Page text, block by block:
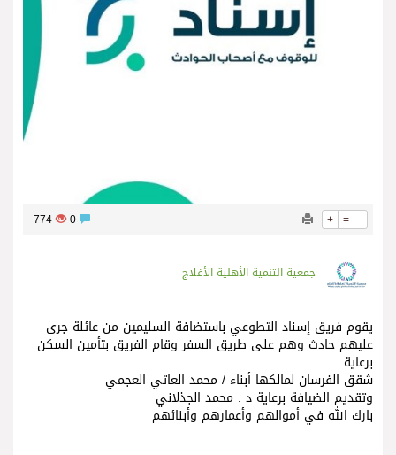
+ = -
774
جمعية التنمية الأهلية الأفلاج
يقوم فريق إسناد التطوعي باستضافة السليمين من عائلة جرى
عليهم حادث وهم على طريق السفر وقام الفريق بتأمين السكن
برعاية
شقق الفرسان‬⁩ لمالكها أبناء / محمد العاتي العجمي
‏وتقديم الضيافة برعاية د . محمد الجذلاني
‏بارك الله في أموالهم وأعمارهم وأبنائهم